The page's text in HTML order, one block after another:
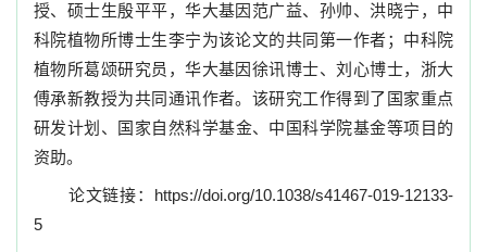
授、硕士生殷平平，华大基因范广益、孙帅、洪晓宁， 中
科院植物所博士生李宁为该论文的共同第一作者；中科院
植物所葛颂研究员，华大基因徐讯博士、刘心博士，浙大
傅承新教授为共同通讯作者。该研究工作得到了国家重点
研发计划、
国家自然科学基金、中国科学院基金等项目的
资助。
论文链接： https://doi.org/10.1038/s41467-019-12133-
5